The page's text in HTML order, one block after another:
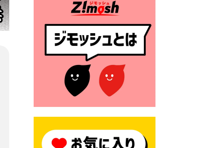
一般開放
2026年7月1日 「豊前市定住促
進奨励金」が始まります！
（令和８年４月１日施行）
2026年6月25日 指定ごみ袋価
格改定
2026年6月23日 公告一覧（市
市佐野・則尾育英会奨学生募